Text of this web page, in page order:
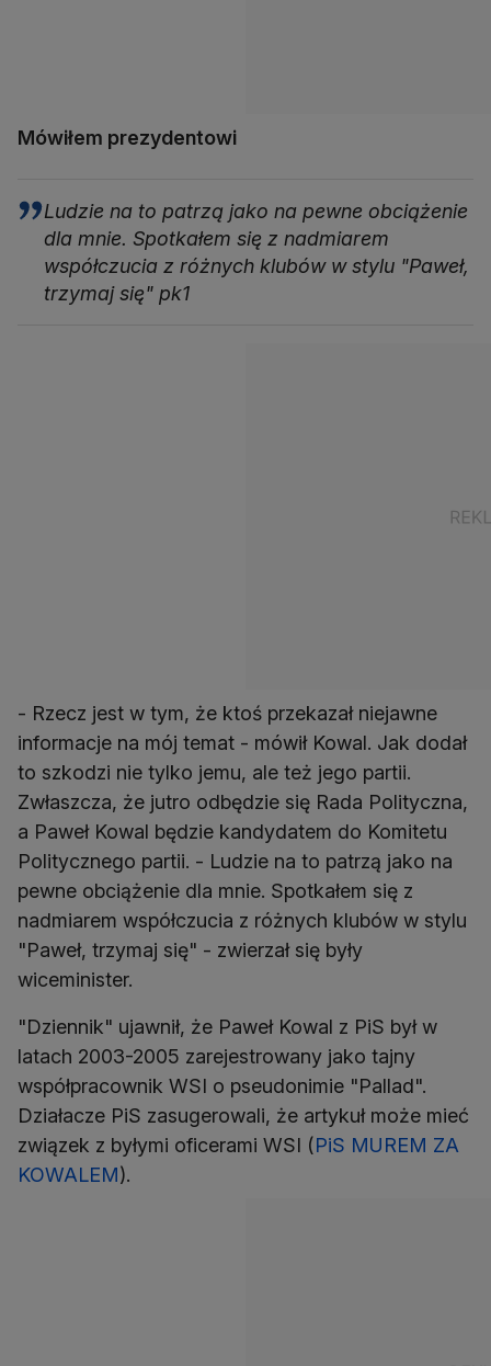
Mówiłem prezydentowi
Ludzie na to patrzą jako na pewne obciążenie
dla mnie. Spotkałem się z nadmiarem
współczucia z różnych klubów w stylu "Paweł,
trzymaj się" pk1
- Rzecz jest w tym, że ktoś przekazał niejawne
informacje na mój temat - mówił Kowal. Jak dodał
to szkodzi nie tylko jemu, ale też jego partii.
Zwłaszcza, że jutro odbędzie się Rada Polityczna,
a Paweł Kowal będzie kandydatem do Komitetu
Politycznego partii. - Ludzie na to patrzą jako na
pewne obciążenie dla mnie. Spotkałem się z
nadmiarem współczucia z różnych klubów w stylu
"Paweł, trzymaj się" - zwierzał się były
wiceminister.
"Dziennik" ujawnił, że Paweł Kowal z PiS był w
latach 2003-2005 zarejestrowany jako tajny
współpracownik WSI o pseudonimie "Pallad".
Działacze PiS zasugerowali, że artykuł może mieć
związek z byłymi oficerami WSI (PiS MUREM ZA
KOWALEM).